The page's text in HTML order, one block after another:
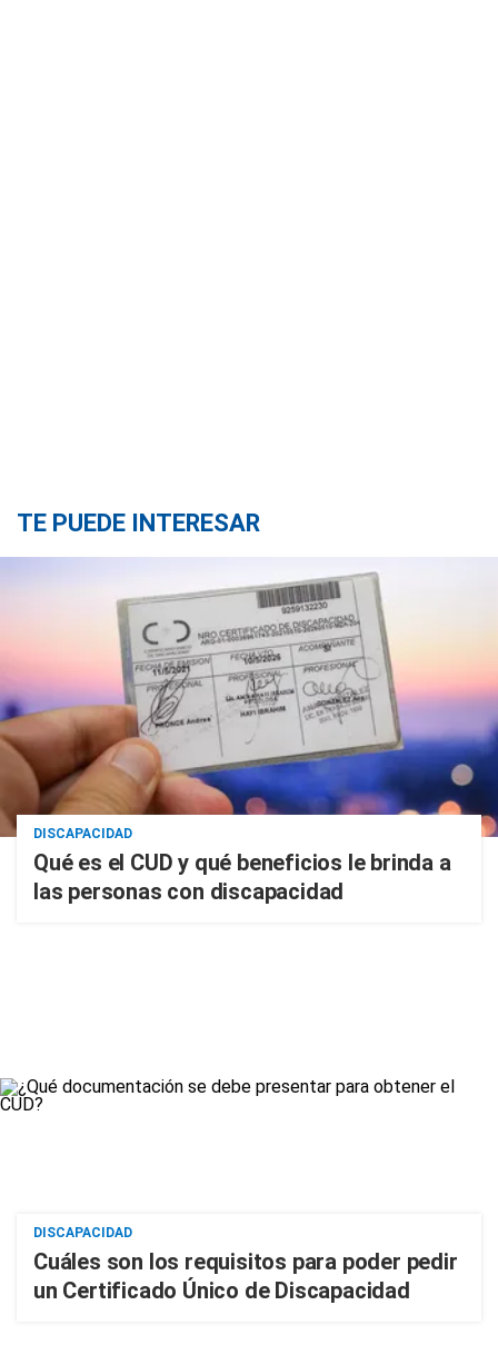
TE PUEDE INTERESAR
DISCAPACIDAD
Qué es el CUD y qué beneficios le brinda a
las personas con discapacidad
DISCAPACIDAD
Cuáles son los requisitos para poder pedir
un Certificado Único de Discapacidad